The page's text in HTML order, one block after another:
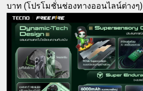
บาท (โปรโมชั่นช่องทางออนไลน์ต่างๆ)